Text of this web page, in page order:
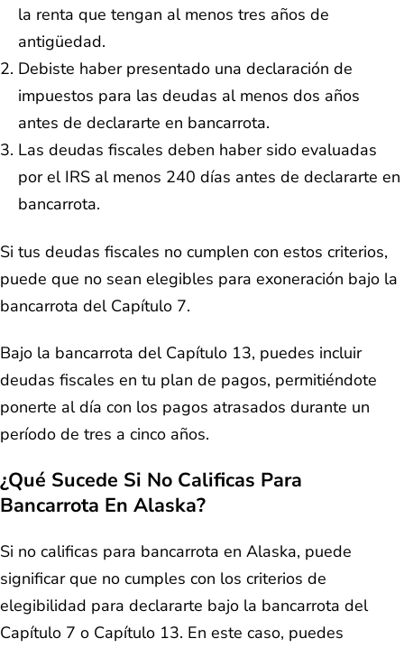
la renta que tengan al menos tres años de
antigüedad.
Debiste haber presentado una declaración de
impuestos para las deudas al menos dos años
antes de declararte en bancarrota.
Las deudas fiscales deben haber sido evaluadas
por el IRS al menos 240 días antes de declararte en
bancarrota.
Si tus deudas fiscales no cumplen con estos criterios,
puede que no sean elegibles para exoneración bajo la
bancarrota del Capítulo 7.
Bajo la bancarrota del Capítulo 13, puedes incluir
deudas fiscales en tu plan de pagos, permitiéndote
ponerte al día con los pagos atrasados durante un
período de tres a cinco años.
¿Qué Sucede Si No Calificas Para
Bancarrota En Alaska?
Si no calificas para bancarrota en Alaska, puede
significar que no cumples con los criterios de
elegibilidad para declararte bajo la bancarrota del
Capítulo 7 o Capítulo 13. En este caso, puedes